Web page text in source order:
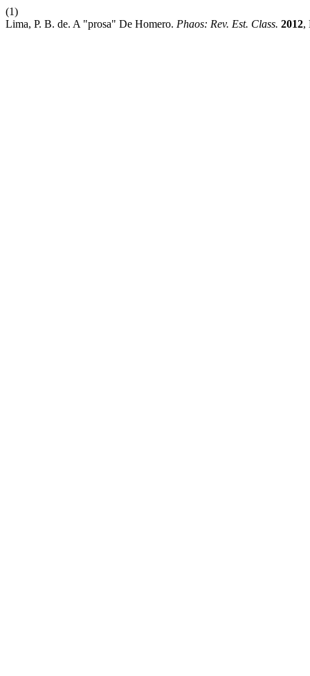
(1)
Lima, P. B. de. A "prosa" De Homero. Phaos: Rev. Est. Class. 2012,